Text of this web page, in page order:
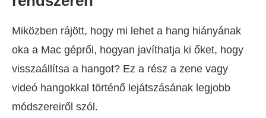
Miközben rájött, hogy mi lehet a hang hiányának
oka a Mac gépről, hogyan javíthatja ki őket, hogy
visszaállítsa a hangot? Ez a rész a zene vagy
videó hangokkal történő lejátszásának legjobb
módszereiről szól.